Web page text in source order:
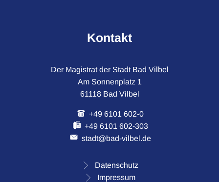
Kontakt
Der Magistrat der Stadt Bad Vilbel
Am Sonnenplatz 1
61118 Bad Vilbel
+49 6101 602-0
+49 6101 602-303
stadt@bad-vilbel.de
Datenschutz
Impressum